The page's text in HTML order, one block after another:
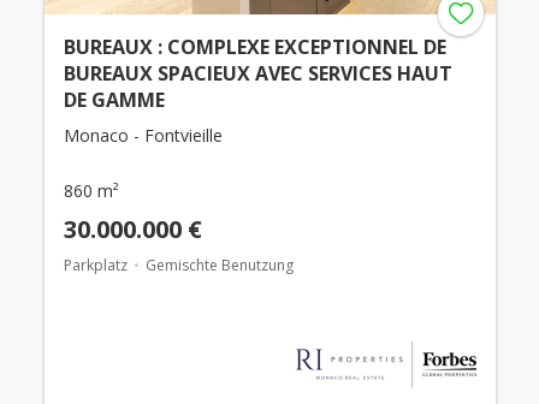
BUREAUX : COMPLEXE EXCEPTIONNEL DE
BUREAUX SPACIEUX AVEC SERVICES HAUT
DE GAMME
Monaco - Fontvieille
860 m²
30.000.000 €
Parkplatz Gemischte Benutzung